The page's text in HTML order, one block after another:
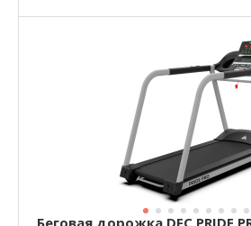
Беговая дорожка DFC PRIDE